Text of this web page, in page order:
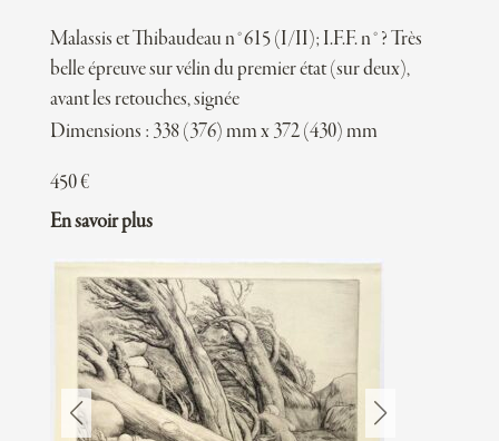
Malassis et Thibaudeau n°615 (I/II); I.F.F. n°? Très
belle épreuve sur vélin du premier état (sur deux),
avant les retouches, signée
Dimensions : 338 (376) mm x 372 (430) mm
450€
En savoir plus